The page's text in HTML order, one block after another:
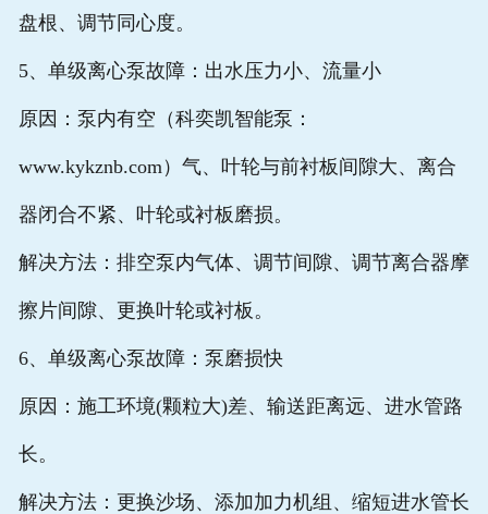
盘根、调节同心度。
5、单级离心泵故障：出水压力小、流量小
原因：泵内有空（科奕凯智能泵：
www.kykznb.com）气、叶轮与前衬板间隙大、离合
器闭合不紧、叶轮或衬板磨损。
解决方法：排空泵内气体、调节间隙、调节离合器摩
擦片间隙、更换叶轮或衬板。
6、单级离心泵故障：泵磨损快
原因：施工环境(颗粒大)差、输送距离远、进水管路
长。
解决方法：更换沙场、添加加力机组、缩短进水管长